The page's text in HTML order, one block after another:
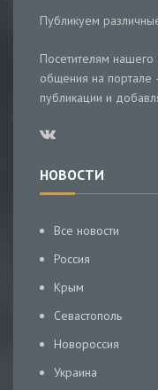
Публикуем
Посетителям нашего
общения на портале
публикации и
НОВОСТИ
Все новости
Россия
Крым
Севастополь
Новороссия
Украина